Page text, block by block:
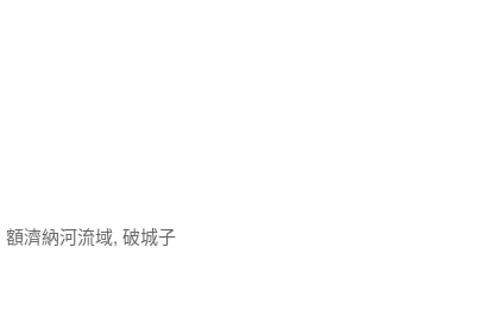
濟納河流域, 破城子